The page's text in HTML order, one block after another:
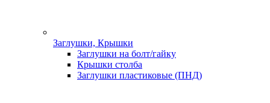
Заглушки, Крышки
Заглушки на болт/гайку
Крышки столба
Заглушки пластиковые (ПНД)